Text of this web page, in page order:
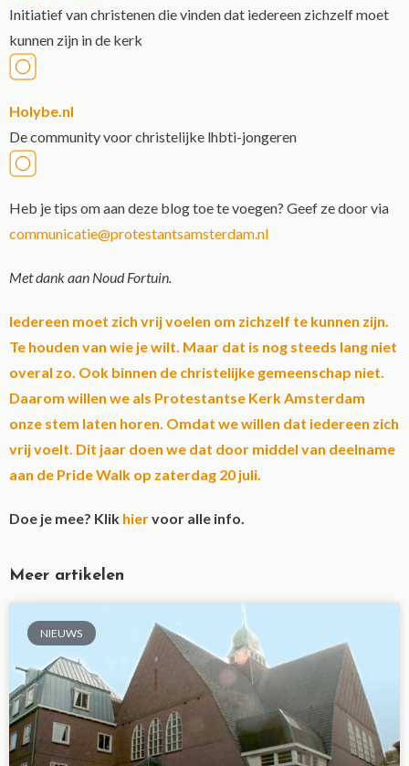
Initiatief van christenen die vinden dat iedereen zichzelf moet
kunnen zijn in de kerk
Holybe.nl
De community voor christelijke lhbti-jongeren
Heb je tips om aan deze blog toe te voegen? Geef ze door via
communicatie@protestantsamsterdam.nl
Met dank aan Noud Fortuin.
Iedereen moet zich vrij voelen om zichzelf te kunnen zijn.
Te houden van wie je wilt. Maar dat is nog steeds lang niet
overal zo. Ook binnen de christelijke gemeenschap niet.
Daarom willen we als Protestantse Kerk Amsterdam
onze stem laten horen. Omdat we willen dat iedereen zich
vrij voelt. Dit jaar doen we dat door middel van deelname
aan de Pride Walk op zaterdag 20 juli.
Doe je mee? Klik hiervoor alle info.
Meer artikelen
NIEUWS